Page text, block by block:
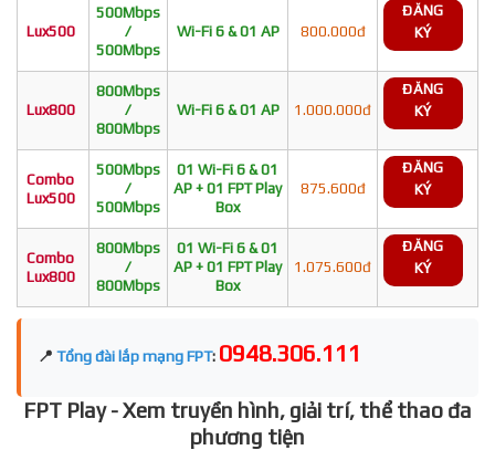
Lux500
500Mbps
/
500Mbps
Wi-Fi 6 & 01 AP 800.000đ
ĐĂNG
KÝ
Lux800
800Mbps
/
800Mbps
Wi-Fi 6 & 01 AP 1.000.000đ
ĐĂNG
KÝ
Combo
Lux500
500Mbps
/
500Mbps
01 Wi-Fi 6 & 01
AP + 01 FPT Play
Box
875.600đ
ĐĂNG
KÝ
Combo
Lux800
800Mbps
/
800Mbps
01 Wi-Fi 6 & 01
AP + 01 FPT Play
Box
1.075.600đ
ĐĂNG
KÝ
📍 Tổng đài lắp mạng FPT: 0948.306.111
FPT Play - Xem truyền hình, giải trí, thể thao đa
phương tiện